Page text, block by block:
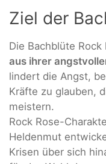
Ziel der
Die Bachblüte Rock
aus ihrer
lindert die Angst,
Kräfte zu glauben,
meistern.
Rock Rose-
Heldenmut
Krisen über sich